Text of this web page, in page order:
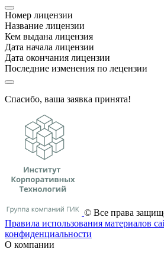
Номер лицензии
Название лицензии
Кем выдана лицензия
Дата начала лицензии
Дата окончания лицензии
Последние изменения по лецензии
Спасибо, ваша заявка принята!
© Все права
Правила использования материалов
конфиденциальности
О компании